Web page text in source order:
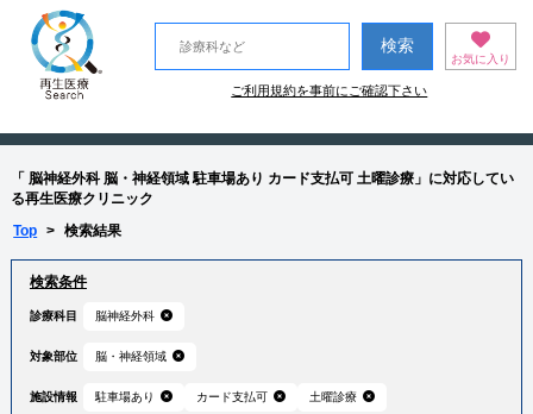
お気に入り
ご利用規約を事前にご確認下さい
「 脳神経外科 脳・神経領域 駐車場あり カード支払可 土曜診療」に対応してい
る再生医療クリニック
Top > 検索結果
検索条件
診療科目 脳神経外科
対象部位 脳・神経領域
施設情報 駐車場あり カード支払可 土曜診療